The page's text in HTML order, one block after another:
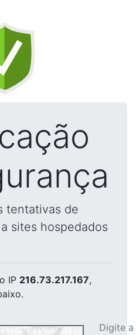
tentativas de
sites hospedados
IP 216.73.217.167,
Digite